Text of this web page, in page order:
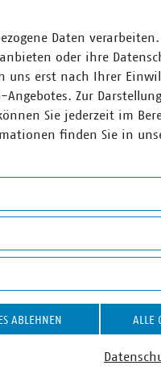
Daten
oder ihre
uns erst nach Ihrer
Zur
Sie jederzeit im
finden Sie in
ABLEHNEN ALLE